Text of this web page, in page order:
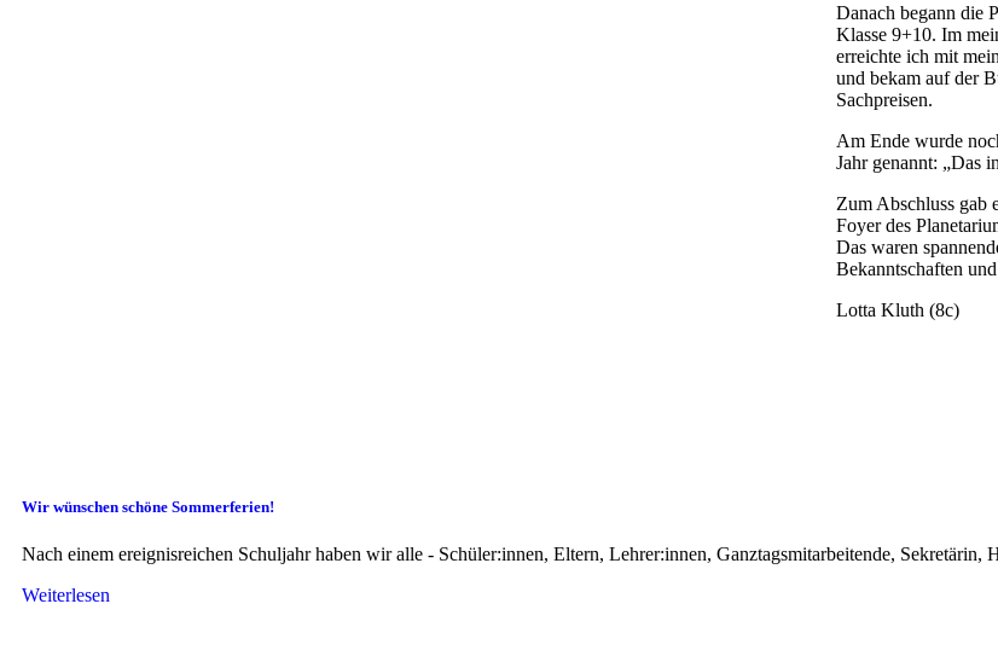
Danach begann die
Klasse 9+10. Im
erreichte ich mit
und bekam auf der
Sachpreisen.
Am Ende wurde
Jahr genannt: „Das
Zum Abschluss gab
Foyer des
Das waren
Bekanntschaften
Lotta Kluth (8c)
Wir wünschen schöne Sommerferien!
Nach einem ereignisreichen Schuljahr haben wir alle - Schüler:innen, Eltern, Lehrer:innen, Ganztagsmitarbeitende,
Weiterlesen